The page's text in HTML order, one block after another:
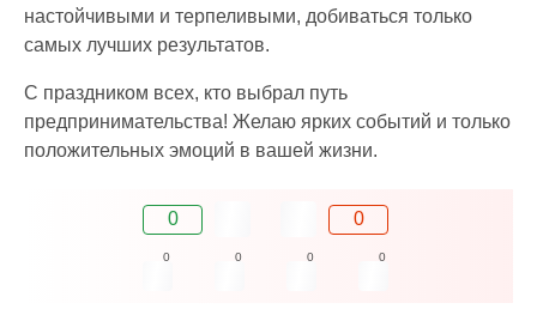
настойчивыми и терпеливыми, добиваться только
самых лучших результатов.
С праздником всех, кто выбрал путь
предпринимательства! Желаю ярких событий и только
положительных эмоций в вашей жизни.
0 0
0 0 0 0